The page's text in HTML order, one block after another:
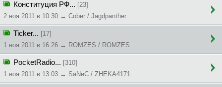
Конституция РФ... [23]
2 ноя 2011 в 10:30 → Cober / Jagdpanther
Ticker... [17]
1 ноя 2011 в 16:26 → ROMZES / ROMZES
PocketRadio... [310]
1 ноя 2011 в 13:03 → SaNeC / ZHEKA4171